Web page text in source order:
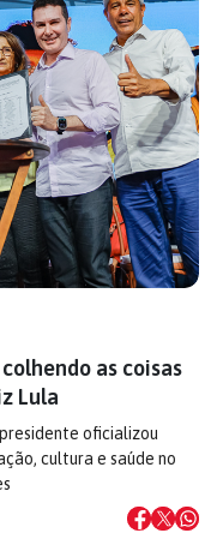
as coisas
Lula
oficializou
cultura e saúde no